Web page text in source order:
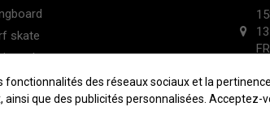
skate
skate
des réseaux sociaux et la
que des publicités personnalisées. Acceptez-